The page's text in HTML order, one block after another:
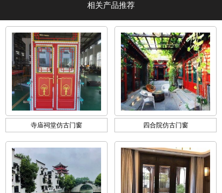
相关产品推荐
寺庙祠堂仿古门窗 四合院仿古门窗